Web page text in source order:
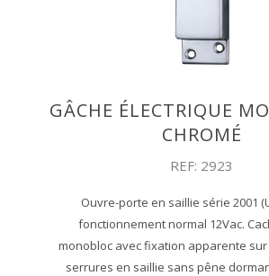
GÂCHE ÉLECTRIQUE
CHROMÉ
REF: 2923
Ouvre-porte en saillie série 2001
fonctionnement normal 12Vac.
monobloc avec fixation apparente sur
serrures en saillie sans pêne